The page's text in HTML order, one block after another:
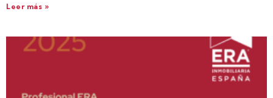
Leer más »